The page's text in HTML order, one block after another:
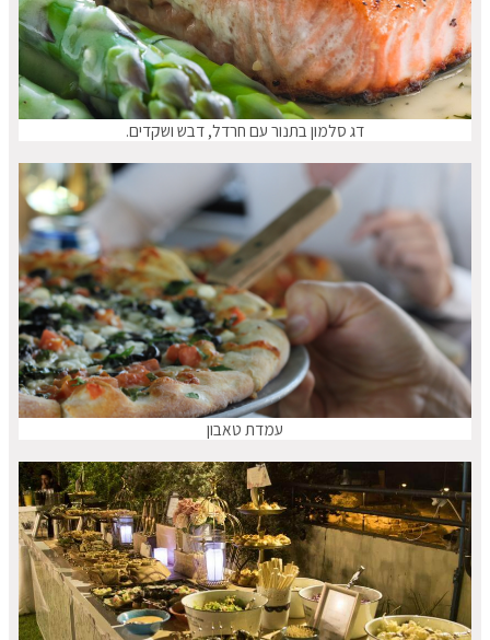
דג סלמון בתנור עם חרדל, דבש ושקדים.
עמדת טאבון